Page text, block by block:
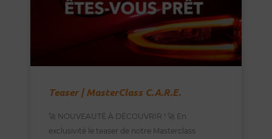
Teaser | MasterClass C.A.R.E.
🚀 NOUVEAUTÉ À DÉCOUVRIR ! 🚀 En
exclusivité le teaser de notre Masterclass